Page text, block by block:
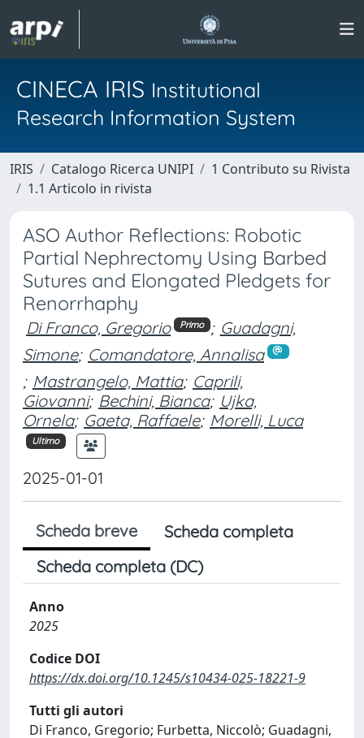
CINECA IRIS Institutional
Research Information System
IRIS Catalogo Ricerca UNIPI
1 Contributo su Rivista
1.1 Articolo in rivista
ASO Author Reflections: Robotic
Partial Nephrectomy Using Barbed
Sutures and Elongated Pledgets for
Renorrhaphy
Di Franco, Gregorio Primo ; Guadagni,
Simone; Comandatore, Annalisa
; Mastrangelo, Mattia; Caprili,
Giovanni; Bechini, Bianca; Ujka,
Ornela; Gaeta, Raffaele; Morelli, Luca
Ultimo
2025-01-01
Scheda breve
Scheda completa
Scheda completa (DC)
Anno
2025
Codice DOI
https://dx.doi.org/10.1245/s10434-025-18221-9
Tutti gli autori
Di Franco, Gregorio; Furbetta, Niccolò; Guadagni,